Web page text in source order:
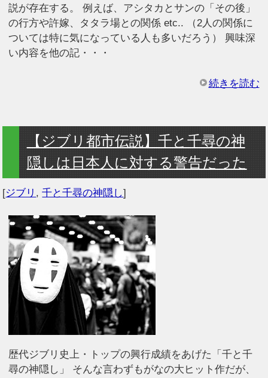
説が存在する。 例えば、アシタカとサンの「その後」
の行方や許嫁、タタラ場との関係 etc.. （2人の関係に
ついては特に気になっている人も多いだろう） 興味深
い内容を他の記・・・
続きを読む
【ジブリ都市伝説】千と千尋の神
隠しは日本人に対する警告だった
[ジブリ ,千と千尋の神隠し]
歴代ジブリ史上・トップの興行成績をあげた「千と千
尋の神隠し」 そんな言わずもがなの大ヒット作だが、